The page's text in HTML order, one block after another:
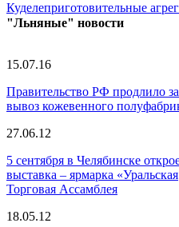
Куделеприготовительные
"Льняные" новости
15.07.16
Правительство РФ продлило
вывоз кожевенного
27.06.12
5 сентября в Челябинске
выставка – ярмарка «Уральская
Торговая Ассамблея
18.05.12